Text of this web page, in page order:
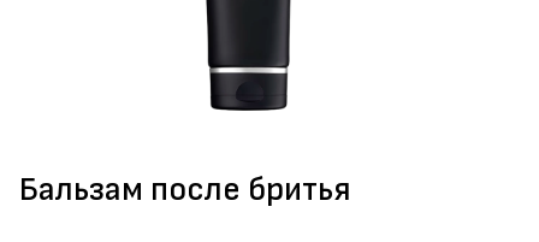
Бальзам после бритья